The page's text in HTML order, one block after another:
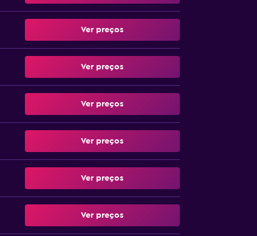
Ver preços
Ver preços
Ver preços
Ver preços
Ver preços
Ver preços